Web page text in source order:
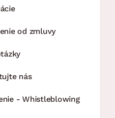
od zmluvy
nás
- Whistleblowing